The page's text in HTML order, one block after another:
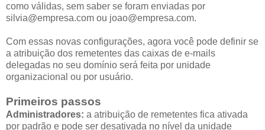
como válidas, sem saber se foram enviadas por
silvia@empresa.com ou joao@empresa.com.
Com essas novas configurações, agora você pode definir se
a atribuição dos remetentes das caixas de e-mails
delegadas no seu domínio será feita por unidade
organizacional ou por usuário.
Primeiros passos
Administradores: a atribuição de remetentes fica ativada
por padrão e pode ser desativada no nível da unidade